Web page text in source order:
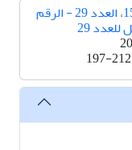
المجلد 15، العدد 29 - الرقم
29
197-212